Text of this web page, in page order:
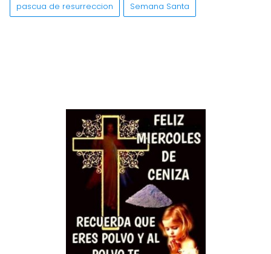
pascua de resurreccion Semana Santa